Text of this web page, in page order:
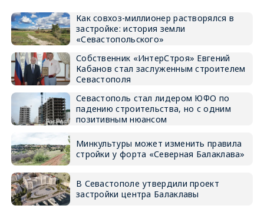
Как совхоз-миллионер растворялся в
застройке: история земли
«Севастопольского»
Собственник «ИнтерСтроя» Евгений
Кабанов стал заслуженным строителем
Севастополя
Севастополь стал лидером ЮФО по
падению строительства, но с одним
позитивным нюансом
Минкультуры может изменить правила
стройки у форта «Северная Балаклава»
В Севастополе утвердили проект
застройки центра Балаклавы